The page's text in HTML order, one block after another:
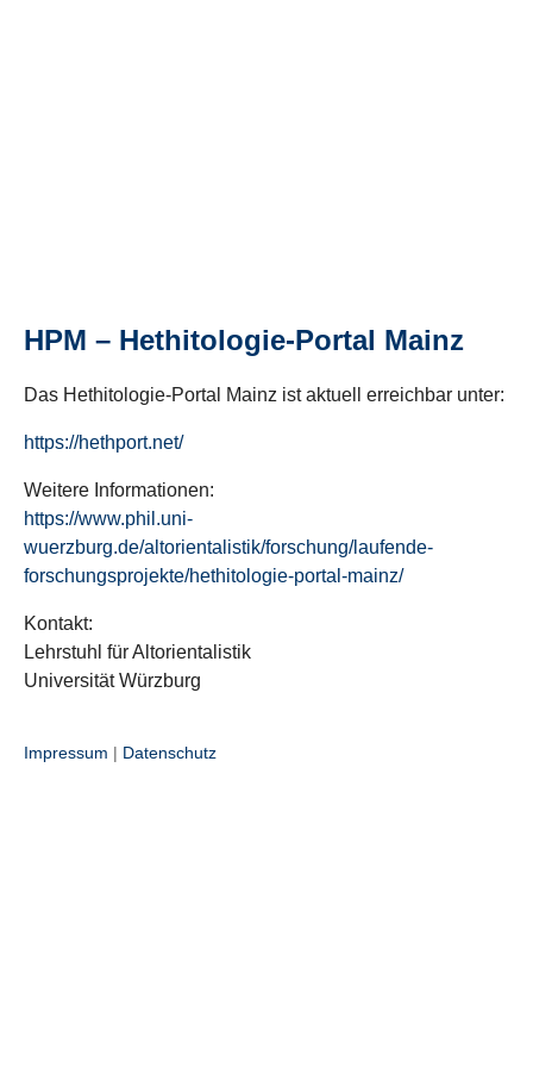
HPM – Hethitologie-Portal Mainz
Das Hethitologie-Portal Mainz ist aktuell erreichbar unter:
https://hethport.net/
Weitere Informationen:
https://www.phil.uni-
wuerzburg.de/altorientalistik/forschung/laufende-
forschungsprojekte/hethitologie-portal-mainz/
Kontakt:
Lehrstuhl für Altorientalistik
Universität Würzburg
Impressum | Datenschutz